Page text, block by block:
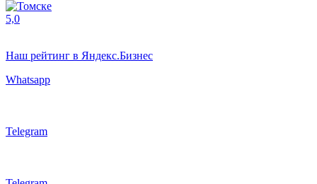
5,0
Наш рейтинг в Яндекс.Бизнес
Whatsapp
Telegram